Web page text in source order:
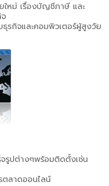
ใหม่ เรื่องบัญชีภาษี และ
รกิจและคอมพิวเตอร์ผู้สูงวัย
รูปต่างๆพร้อมติดตั้งเช่น
ตลาดออนไลน์